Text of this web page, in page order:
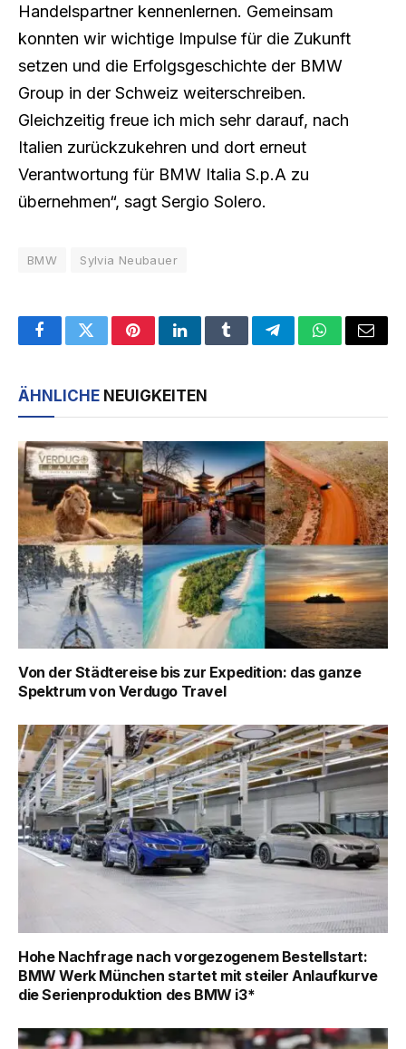
Handelspartner kennenlernen. Gemeinsam
konnten wir wichtige Impulse für die Zukunft
setzen und die Erfolgsgeschichte der BMW
Group in der Schweiz weiterschreiben.
Gleichzeitig freue ich mich sehr darauf, nach
Italien zurückzukehren und dort erneut
Verantwortung für BMW Italia S.p.A zu
übernehmen“, sagt Sergio Solero.
BMW Sylvia Neubauer
FacebookTwitterPinterestLinkedInTumblrTelegramWhatsApp
Email
ÄHNLICHE NEUIGKEITEN
Von der Städtereise bis zur Expedition: das ganze
Spektrum von Verdugo Travel
Hohe Nachfrage nach vorgezogenem Bestellstart:
BMW Werk München startet mit steiler Anlaufkurve
die Serienproduktion des BMW i3*